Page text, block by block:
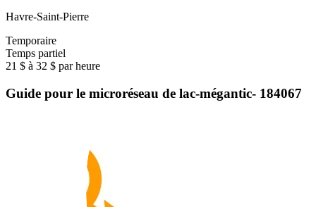
Havre-Saint-Pierre
Temporaire
Temps partiel
21 $ à 32 $ par heure
Guide pour le microréseau de lac-mégantic- 184067